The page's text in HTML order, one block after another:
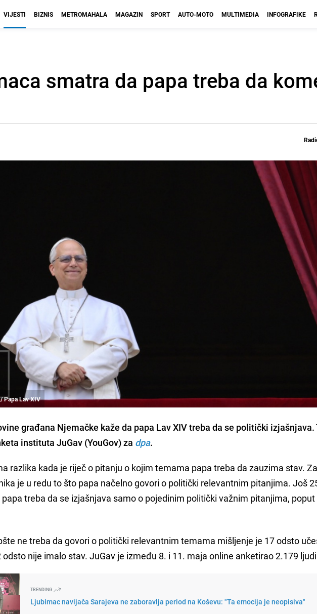
VIJESTI BIZNIS METROMAHALA MAGAZIN SPORT AUTO-MOTO MULTIMEDIA INFOGRAFIKE
smatra da papa treba da
Papa Lav XIV
građana Njemačke kaže da papa Lav XIV treba da se politički izjašnjava.
instituta JuGav (YouGov) za dpa.
razlika kada je riječ o pitanju o kojim temama papa treba da zauzima stav.
je u redu to što papa načelno govori o politički relevantnim pitanjima. Još
papa treba da se izjašnjava samo o pojedinim politički važnim pitanjima,
ne treba da govori o politički relevantnim temama mišljenje je 17 odsto
odsto nije imalo stav. JuGav je između 8. i 11. maja online anketirao 2.179
TRENDING
Ljubimac navijača Sarajeva ne zaboravlja period na Koševu: "Ta emocija je neopisiva"